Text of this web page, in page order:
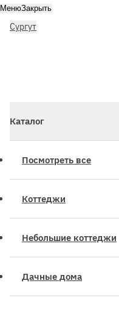
Сургут
МенюЗакрыть
Каталог
Посмотреть все
Коттеджи
Небольшие коттеджи
Дачные дома